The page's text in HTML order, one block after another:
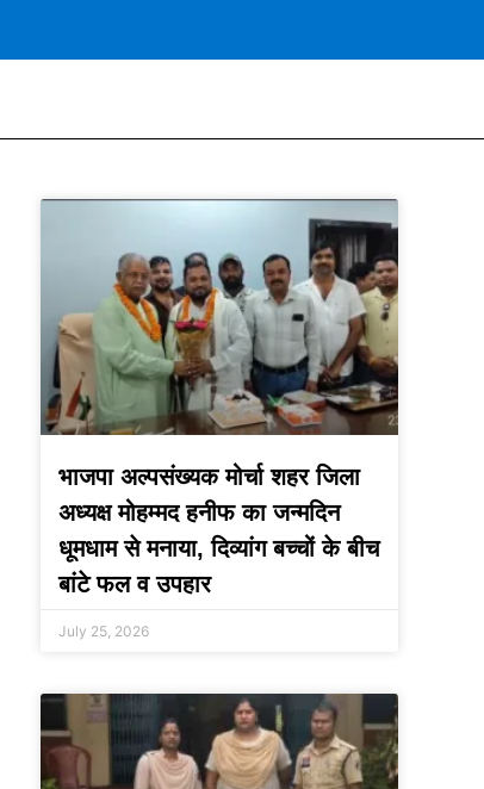
भाजपा अल्पसंख्यक मोर्चा शहर जिला
अध्यक्ष मोहम्मद हनीफ का जन्मदिन
धूमधाम से मनाया, दिव्यांग बच्चों के बीच
बांटे फल व उपहार
July 25, 2026